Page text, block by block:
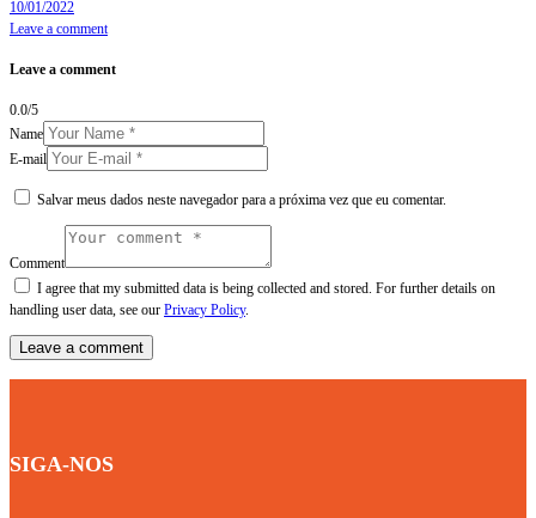
10/01/2022
Leave a comment
Leave a comment
0.0/5
Name
E-mail
Salvar meus dados neste navegador para a próxima vez que eu comentar.
Comment
I agree that my submitted data is being collected and stored. For further details on
handling user data, see our Privacy Policy.
SIGA-NOS